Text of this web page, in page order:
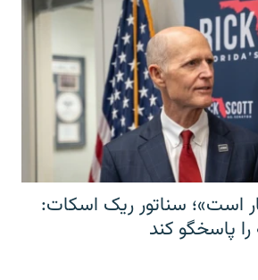
است»؛ سناتور ریک اسکات:
را پاسخگو کند